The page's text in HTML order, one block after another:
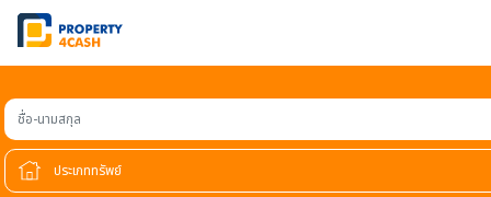
ชื่อ-นามสกุล